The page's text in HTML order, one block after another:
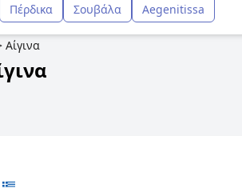
Πέρδικα Σουβάλα Aegenitissa
Αίγινα